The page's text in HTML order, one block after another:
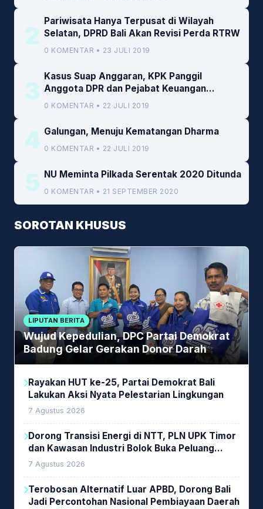
2
Pariwisata Hanya Terpusat di Wilayah
Selatan, DPRD Bali Akan Revisi Perda RTRW
0 KOMENTAR • 23 JULI 2019
3
Kasus Suap Anggaran, KPK Panggil
Anggota DPR dan Pejabat Keuangan
Kemenkeu
0 KOMENTAR • 22 JULI 2019
4 Galungan, Menuju Kematangan Dharma
0 KOMENTAR • 22 JULI 2019
5 NU Meminta Pilkada Serentak 2020 Ditunda
0 KOMENTAR • 21 SEPTEMBER 2020
SOROTAN KHUSUS
LIPUTAN BERITA
Wujud Kepedulian, DPC Partai Demokrat
Badung Gelar Gerakan Donor Darah
Rayakan HUT ke-25, Partai Demokrat Bali
Lakukan Aksi Nyata Pelestarian Lingkungan
7 Agustus 2026
Dorong Transisi Energi di NTT, PLN UPK Timor
dan Kawasan Industri Bolok Buka Peluang
Investasi Woodchip untuk Cofiring PLTU Bolok
7 Agustus 2026
Terobosan Alternatif Luar APBD, Dorong Bali
Jadi Percontohan Nasional Pembiayaan Daerah